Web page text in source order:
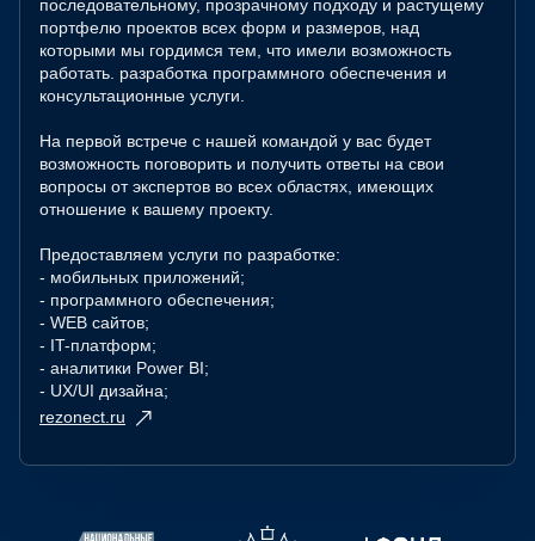
последовательному, прозрачному подходу и растущему
портфелю проектов всех форм и размеров, над
которыми мы гордимся тем, что имели возможность
работать. разработка программного обеспечения и
консультационные услуги.
На первой встрече с нашей командой у вас будет
возможность поговорить и получить ответы на свои
вопросы от экспертов во всех областях, имеющих
отношение к вашему проекту.
Предоставляем услуги по разработке:
- мобильных приложений;
- программного обеспечения;
- WEB сайтов;
- IT-платформ;
- аналитики Power BI;
- UX/UI дизайна;
rezonect.ru